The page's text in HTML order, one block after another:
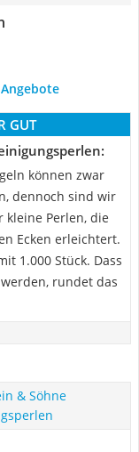
GUT
können zwar
dennoch sind wir
kleine Perlen, die
Ecken erleichtert.
1.000 Stück. Dass
rundet das
& Söhne